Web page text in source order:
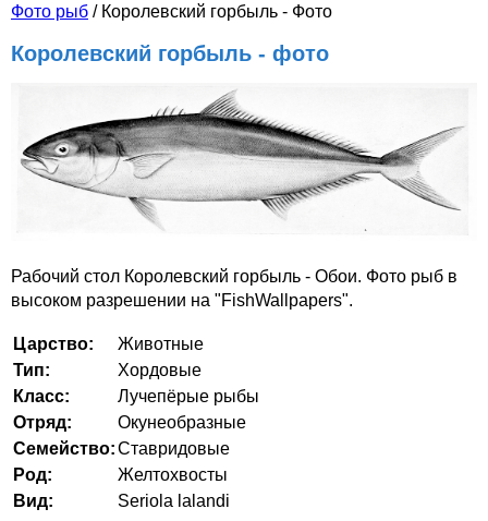
Фото рыб / Королевский горбыль - Фото
Королевский горбыль - фото
Рабочий стол Королевский горбыль - Обои. Фото рыб в
высоком разрешении на "FishWallpapers".
Царство:
Животные
Тип:
Хордовые
Класс:
Лучепёрые рыбы
Отряд:
Окунеобразные
Семейство:Ставридовые
Род:
Желтохвосты
Вид:
Seriola lalandi